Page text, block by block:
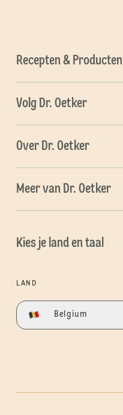
Recepten & Producten
Volg Dr. Oetker
Over Dr. Oetker
Meer van Dr. Oetker
Kies je land en taal
LAND
Belgium